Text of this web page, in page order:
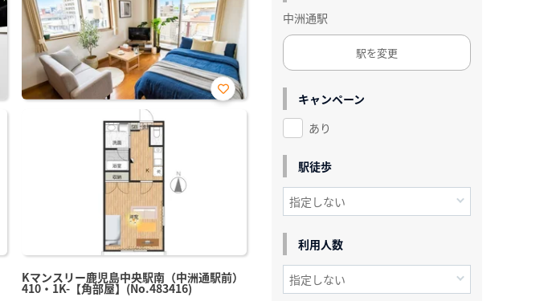
Kマンスリー鹿児島中央駅南（中洲通駅前）
410・1K-【角部屋】(No.483416)
お気
中洲通駅
駅を変更
キャンペーン
あり
駅徒歩
利用人数